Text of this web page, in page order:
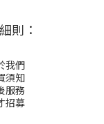
則：
我們
須知
服務
招募